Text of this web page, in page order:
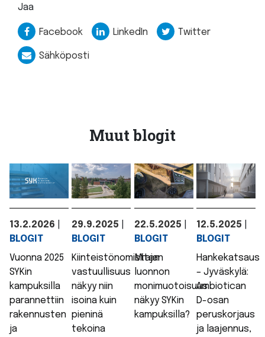
Jaa
Facebook LinkedIn Twitter
Sähköposti
Muut blogit
13.2.2026
BLOGIT
Vuonna 2025
SYKin
kampuksilla
parannettiin
rakennusten
ja
29.9.2025
BLOGIT
Kiinteistönomistajan
vastuullisuus
näkyy niin
isoina kuin
pieninä
tekoina
22.5.2025
BLOGIT
Miten
luonnon
monimuotoisuus
näkyy SYKin
kampuksilla?
12.5.2025
BLOGIT
Hankekatsaus
– Jyväskylä:
Ambiotican
D-osan
peruskorjaus
ja laajennus,